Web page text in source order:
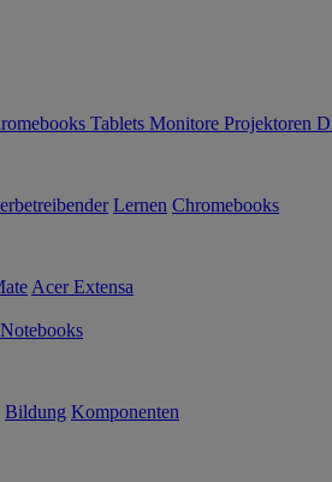
Tablets Monitore Projektoren
Lernen Chromebooks
Acer Extensa
Bildung Komponenten